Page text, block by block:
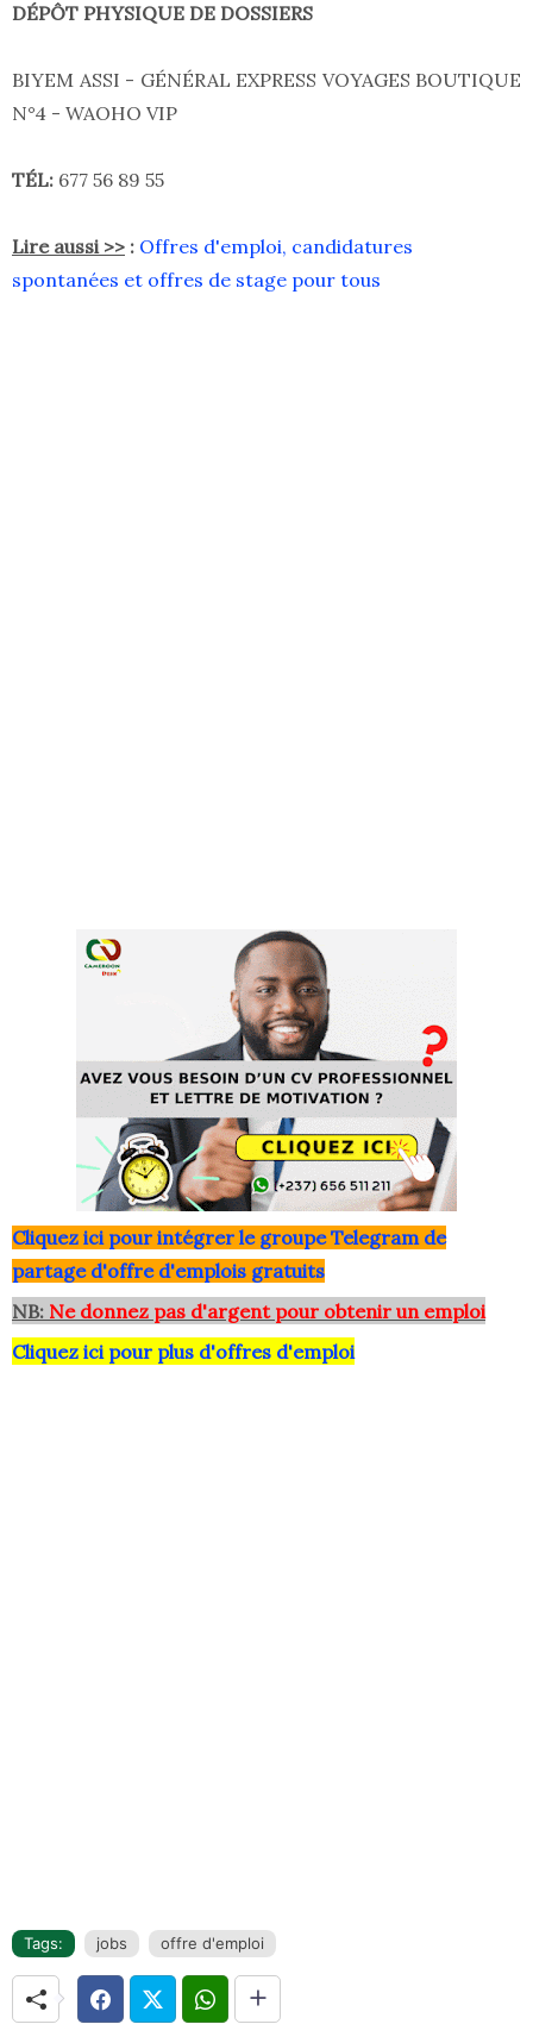
DÉPÔT PHYSIQUE DE DOSSIERS
BIYEM ASSI - GÉNÉRAL EXPRESS VOYAGES BOUTIQUE
N°4 - WAOHO VIP
TÉL: 677 56 89 55
Lire aussi >> : Offres d'emploi, candidatures
spontanées et offres de stage pour tous
Cliquez ici pour intégrer le groupe Telegram de
partage d'offre d'emplois gratuits
NB: Ne donnez pas d'argent pour obtenir un emploi
Cliquez ici pour plus d'offres d'emploi
Tags: jobs offre d'emploi